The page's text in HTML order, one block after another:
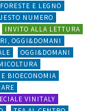
FORESTE E LEGNO
NUMERO
INVITO ALLA LETTURA
OGGI&DOMANI
OGGI&DOMANI
BIOECONOMIA
VINITALY